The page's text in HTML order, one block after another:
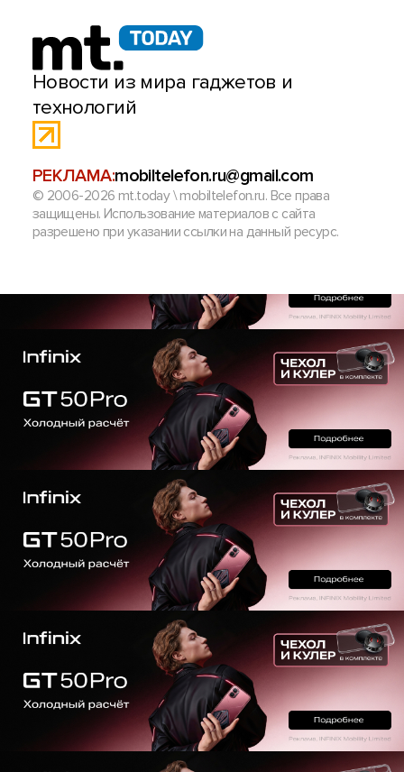
Новости из мира гаджетов и
технологий
РЕКЛАМА:mobiltelefon.ru@gmail.com
© 2006-2026 mt.today \ mobiltelefon.ru. Все права
защищены. Использование материалов с сайта
разрешено при указании ссылки на данный ресурс.